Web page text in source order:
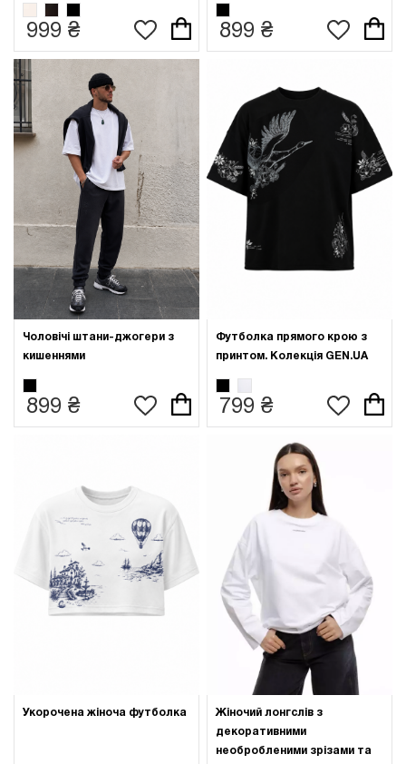
999 ₴ 899 ₴
Чоловічі штани-джогери з
кишеннями
899 ₴
Футболка прямого крою з
принтом. Колекція GEN.UA
799 ₴
Укорочена жіноча футболка
Жіночий лонгслів з
декоративними
необробленими зрізами та